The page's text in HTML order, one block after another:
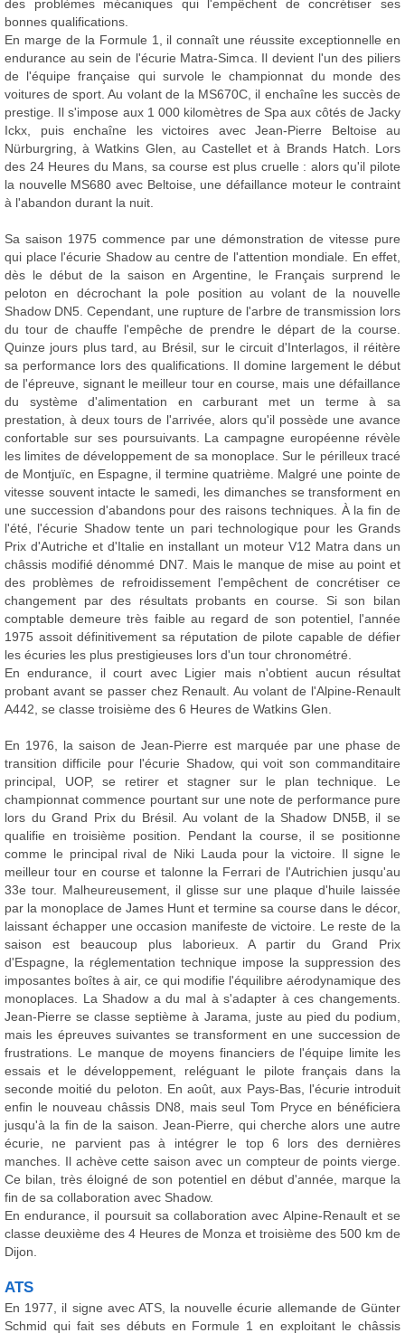
des problèmes mécaniques qui l'empêchent de concrétiser ses
bonnes qualifications.
En marge de la Formule 1, il connaît une réussite exceptionnelle en
endurance au sein de l'écurie Matra-Simca. Il devient l'un des piliers
de l'équipe française qui survole le championnat du monde des
voitures de sport. Au volant de la MS670C, il enchaîne les succès de
prestige. Il s'impose aux 1 000 kilomètres de Spa aux côtés de Jacky
Ickx, puis enchaîne les victoires avec Jean-Pierre Beltoise au
Nürburgring, à Watkins Glen, au Castellet et à Brands Hatch. Lors
des 24 Heures du Mans, sa course est plus cruelle : alors qu'il pilote
la nouvelle MS680 avec Beltoise, une défaillance moteur le contraint
à l'abandon durant la nuit.
Sa saison 1975 commence par une démonstration de vitesse pure
qui place l'écurie Shadow au centre de l'attention mondiale. En effet,
dès le début de la saison en Argentine, le Français surprend le
peloton en décrochant la pole position au volant de la nouvelle
Shadow DN5. Cependant, une rupture de l'arbre de transmission lors
du tour de chauffe l'empêche de prendre le départ de la course.
Quinze jours plus tard, au Brésil, sur le circuit d'Interlagos, il réitère
sa performance lors des qualifications. Il domine largement le début
de l'épreuve, signant le meilleur tour en course, mais une défaillance
du système d'alimentation en carburant met un terme à sa
prestation, à deux tours de l'arrivée, alors qu'il possède une avance
confortable sur ses poursuivants. La campagne européenne révèle
les limites de développement de sa monoplace. Sur le périlleux tracé
de Montjuïc, en Espagne, il termine quatrième. Malgré une pointe de
vitesse souvent intacte le samedi, les dimanches se transforment en
une succession d'abandons pour des raisons techniques. À la fin de
l'été, l'écurie Shadow tente un pari technologique pour les Grands
Prix d'Autriche et d'Italie en installant un moteur V12 Matra dans un
châssis modifié dénommé DN7. Mais le manque de mise au point et
des problèmes de refroidissement l'empêchent de concrétiser ce
changement par des résultats probants en course. Si son bilan
comptable demeure très faible au regard de son potentiel, l'année
1975 assoit définitivement sa réputation de pilote capable de défier
les écuries les plus prestigieuses lors d'un tour chronométré.
En endurance, il court avec Ligier mais n'obtient aucun résultat
probant avant se passer chez Renault. Au volant de l'Alpine-Renault
A442, se classe troisième des 6 Heures de Watkins Glen.
En 1976, la saison de Jean-Pierre est marquée par une phase de
transition difficile pour l'écurie Shadow, qui voit son commanditaire
principal, UOP, se retirer et stagner sur le plan technique. Le
championnat commence pourtant sur une note de performance pure
lors du Grand Prix du Brésil. Au volant de la Shadow DN5B, il se
qualifie en troisième position. Pendant la course, il se positionne
comme le principal rival de Niki Lauda pour la victoire. Il signe le
meilleur tour en course et talonne la Ferrari de l'Autrichien jusqu'au
33e tour. Malheureusement, il glisse sur une plaque d'huile laissée
par la monoplace de James Hunt et termine sa course dans le décor,
laissant échapper une occasion manifeste de victoire. Le reste de la
saison est beaucoup plus laborieux. A partir du Grand Prix
d'Espagne, la réglementation technique impose la suppression des
imposantes boîtes à air, ce qui modifie l'équilibre aérodynamique des
monoplaces. La Shadow a du mal à s'adapter à ces changements.
Jean-Pierre se classe septième à Jarama, juste au pied du podium,
mais les épreuves suivantes se transforment en une succession de
frustrations. Le manque de moyens financiers de l'équipe limite les
essais et le développement, reléguant le pilote français dans la
seconde moitié du peloton. En août, aux Pays-Bas, l'écurie introduit
enfin le nouveau châssis DN8, mais seul Tom Pryce en bénéficiera
jusqu'à la fin de la saison. Jean-Pierre, qui cherche alors une autre
écurie, ne parvient pas à intégrer le top 6 lors des dernières
manches. Il achève cette saison avec un compteur de points vierge.
Ce bilan, très éloigné de son potentiel en début d'année, marque la
fin de sa collaboration avec Shadow.
En endurance, il poursuit sa collaboration avec Alpine-Renault et se
classe deuxième des 4 Heures de Monza et troisième des 500 km de
Dijon.
ATS
En 1977, il signe avec ATS, la nouvelle écurie allemande de Günter
Schmid qui fait ses débuts en Formule 1 en exploitant le châssis